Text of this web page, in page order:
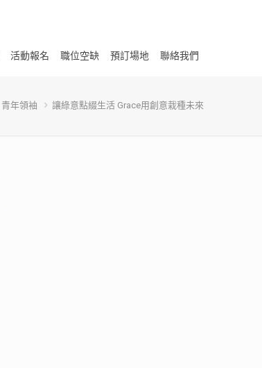
活動報名 職位空缺 預訂場地 聯絡我們
青年領袖 讓綠意點綴生活 Grace用創意栽種未來